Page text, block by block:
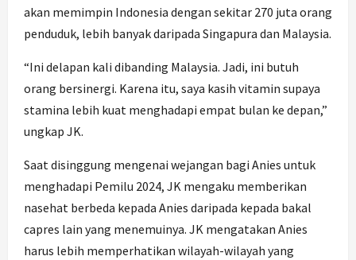
akan memimpin Indonesia dengan sekitar 270 juta orang
penduduk, lebih banyak daripada Singapura dan Malaysia.
“Ini delapan kali dibanding Malaysia. Jadi, ini butuh
orang bersinergi. Karena itu, saya kasih vitamin supaya
stamina lebih kuat menghadapi empat bulan ke depan,”
ungkap JK.
Saat disinggung mengenai wejangan bagi Anies untuk
menghadapi Pemilu 2024, JK mengaku memberikan
nasehat berbeda kepada Anies daripada kepada bakal
capres lain yang menemuinya. JK mengatakan Anies
harus lebih memperhatikan wilayah-wilayah yang